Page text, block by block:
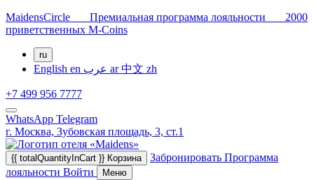
MaidensCircle Премиальная программа лояльности 2000
приветственных M-Coins
ru
English en ar中文 zh
+7 499 956 7777
WhatsApp Telegram
г. Москва, Зубовская площадь, 3, ст.1
{{ totalQuantityInCart }} Корзина Забронировать Программа
лояльности Войти Меню